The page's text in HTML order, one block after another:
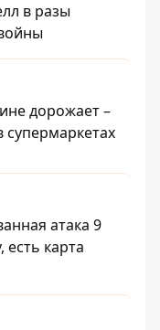
в разы
дорожает –
атака 9
есть карта